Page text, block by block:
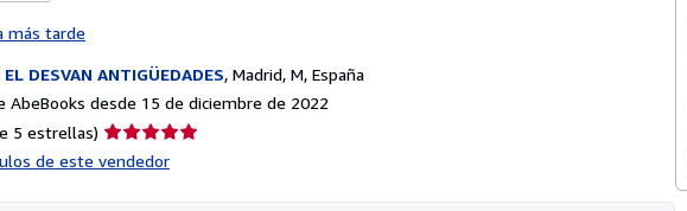
más tarde
EL DESVAN ANTIGÜEDADES, Madrid, M, España
AbeBooks desde 15 de diciembre de 2022
5 estrellas) Calificación
de este vendedor